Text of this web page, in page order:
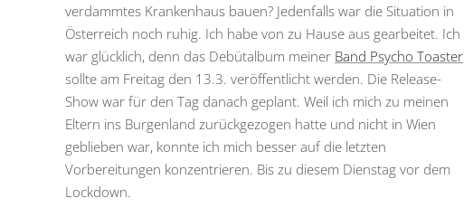
verdammtes Krankenhaus bauen? Jedenfalls war die Situation in
Österreich noch ruhig. Ich habe von zu Hause aus gearbeitet. Ich
war glücklich, denn das Debütalbum meiner Band Psycho Toaster
sollte am Freitag den 13.3. veröffentlicht werden. Die Release-
Show war für den Tag danach geplant. Weil ich mich zu meinen
Eltern ins Burgenland zurückgezogen hatte und nicht in Wien
geblieben war, konnte ich mich besser auf die letzten
Vorbereitungen konzentrieren. Bis zu diesem Dienstag vor dem
Lockdown.